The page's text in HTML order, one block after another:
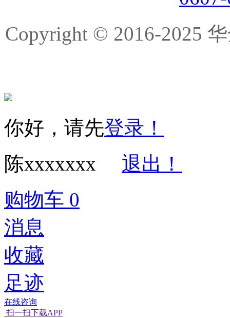
Copyright © 2016-2025
你好，请先登录！
陈xxxxxxx
退出！
购物车 0
消息
收藏
足迹
在线咨询
扫一扫下载APP